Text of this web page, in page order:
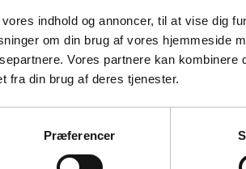
indhold og annoncer, til at vise dig
om din brug af vores hjemmeside
Vores partnere kan
fra din brug af deres tjenester.
Præferencer
eller som en del af et større system,
og de unikke
løsning her.